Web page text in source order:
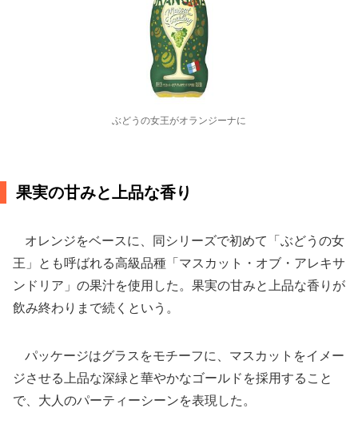
ぶどうの女王がオランジーナに
果実の甘みと上品な香り
オレンジをベースに、同シリーズで初めて「ぶどうの女
王」とも呼ばれる高級品種「マスカット・オブ・アレキサ
ンドリア」の果汁を使用した。果実の甘みと上品な香りが
飲み終わりまで続くという。
パッケージはグラスをモチーフに、マスカットをイメー
ジさせる上品な深緑と華やかなゴールドを採用すること
で、大人のパーティーシーンを表現した。